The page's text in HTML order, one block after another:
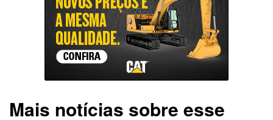
Mais notícias sobre esse